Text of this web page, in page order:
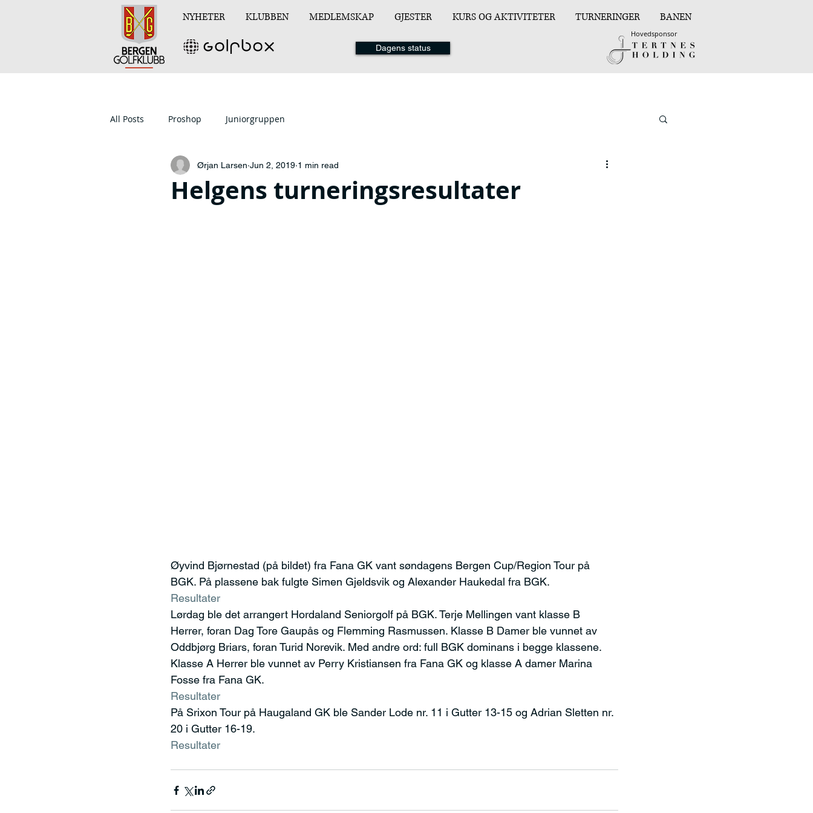
NYHETER KLUBBEN MEDLEMSKAP GJESTER KURS OG AKTIVITETER TURNERINGER BANEN
Dagens status
Hovedsponsor
All Posts Proshop Juniorgruppen
Helgens turneringsresultater
Ørjan Larsen Jun 2, 2019 1 min read
Øyvind Bjørnestad (på bildet) fra Fana GK vant søndagens Bergen Cup/Region Tour på
BGK. På plassene bak fulgte Simen Gjeldsvik og Alexander Haukedal fra BGK.
Resultater
Lørdag ble det arrangert Hordaland Seniorgolf på BGK. Terje Mellingen vant klasse B
Herrer, foran Dag Tore Gaupås og Flemming Rasmussen. Klasse B Damer ble vunnet av
Oddbjørg Briars, foran Turid Norevik. Med andre ord: full BGK dominans i begge klassene.
Klasse A Herrer ble vunnet av Perry Kristiansen fra Fana GK og klasse A damer Marina
Fosse fra Fana GK.
Resultater
På Srixon Tour på Haugaland GK ble Sander Lode nr. 11 i Gutter 13-15 og Adrian Sletten nr.
20 i Gutter 16-19.
Resultater